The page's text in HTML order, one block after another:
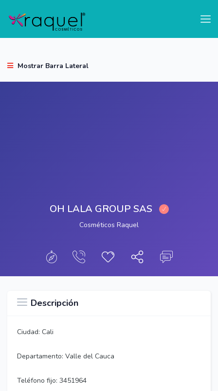
Mostrar Barra Lateral
OH LALA GROUP SAS
Cosméticos Raquel
Descripción
Ciudad: Cali
Departamento: Valle del Cauca
Teléfono fijo: 3451964